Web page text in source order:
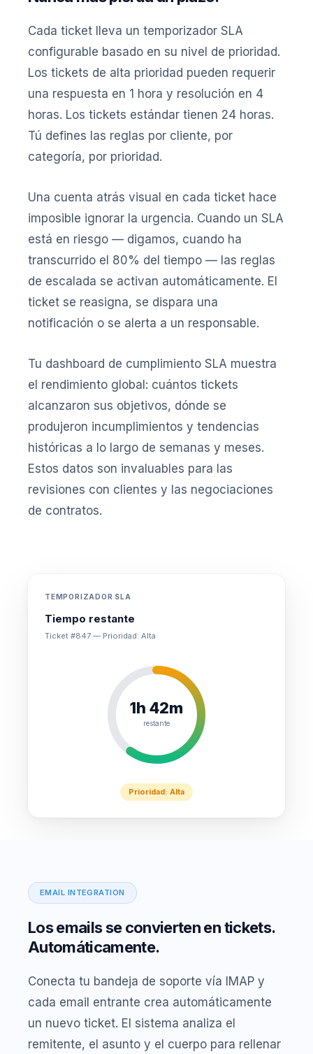
Cada ticket lleva un temporizador SLA
configurable basado en su nivel de prioridad.
Los tickets de alta prioridad pueden requerir
una respuesta en 1 hora y resolución en 4
horas. Los tickets estándar tienen 24 horas.
Tú defines las reglas por cliente, por
categoría, por prioridad.
Una cuenta atrás visual en cada ticket hace
imposible ignorar la urgencia. Cuando un SLA
está en riesgo — digamos, cuando ha
transcurrido el 80% del tiempo — las reglas
de escalada se activan automáticamente. El
ticket se reasigna, se dispara una
notificación o se alerta a un responsable.
Tu dashboard de cumplimiento SLA muestra
el rendimiento global: cuántos tickets
alcanzaron sus objetivos, dónde se
produjeron incumplimientos y tendencias
históricas a lo largo de semanas y meses.
Estos datos son invaluables para las
revisiones con clientes y las negociaciones
de contratos.
TEMPORIZADOR SLA
Tiempo restante
Ticket #847 — Prioridad: Alta
1h 42m
restante
Prioridad: Alta
EMAIL INTEGRATION
Los emails se convierten en tickets.
Automáticamente.
Conecta tu bandeja de soporte vía IMAP y
cada email entrante crea automáticamente
un nuevo ticket. El sistema analiza el
remitente, el asunto y el cuerpo para rellenar